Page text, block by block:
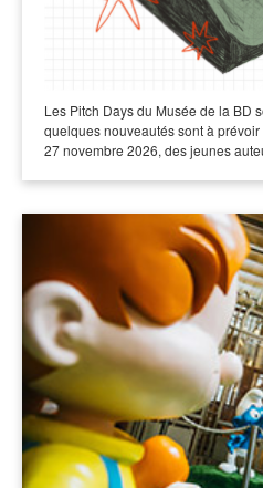
Les Pitch Days du Musée de la BD
quelques nouveautés sont à
27 novembre 2026, des jeunes